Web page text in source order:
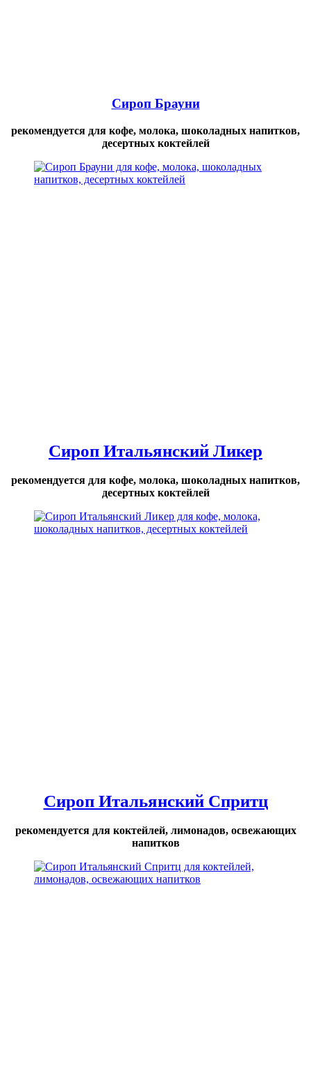
Сироп Брауни
рекомендуется для кофе, молока, шоколадных напитков,
десертных коктейлей
Сироп Итальянский Ликер
рекомендуется для кофе, молока, шоколадных напитков,
десертных коктейлей
Сироп Итальянский Спритц
рекомендуется для коктейлей, лимонадов, освежающих
напитков